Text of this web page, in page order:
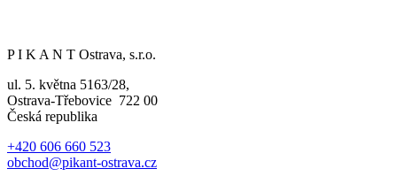
P I K A N T Ostrava, s.r.o.
ul. 5. května 5163/28,
Ostrava-Třebovice 722 00
Česká republika
+420 606 660 523
obchod@pikant-ostrava.cz